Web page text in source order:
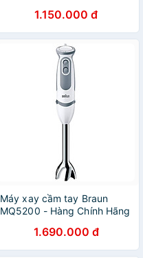
1.150.000 đ
Máy xay cầm tay Braun
MQ5200 - Hàng Chính Hãng
1.690.000 đ